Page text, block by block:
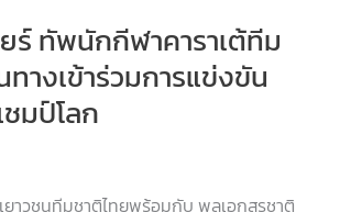
ร์ ทัพนักกีฬาคาราเต้ทีม
ทางเข้าร่วมการแข่งขัน
มป์โลก
าวชนทีมชาติไทยพร้อมกับ พลเอกสุรชาติ